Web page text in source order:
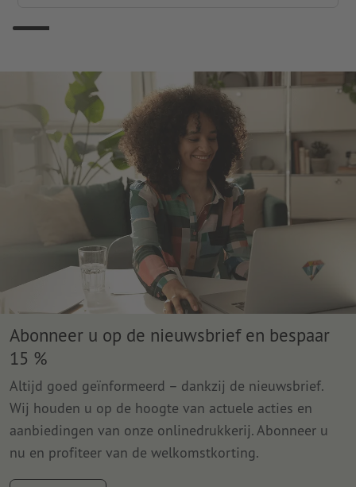
Abonneer u op de nieuwsbrief en bespaar
15 %
Altijd goed geïnformeerd – dankzij de nieuwsbrief.
Wij houden u op de hoogte van actuele acties en
aanbiedingen van onze onlinedrukkerij. Abonneer u
nu en profiteer van de welkomstkorting.